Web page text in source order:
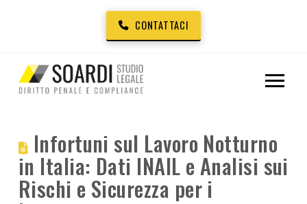
CONTATTACI
Infortuni sul Lavoro Notturno
in Italia: Dati INAIL e Analisi sui
Rischi e Sicurezza per i